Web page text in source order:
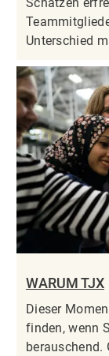
Unterschied
WARUM TJX
Dieser
finden, wenn
berauschend.